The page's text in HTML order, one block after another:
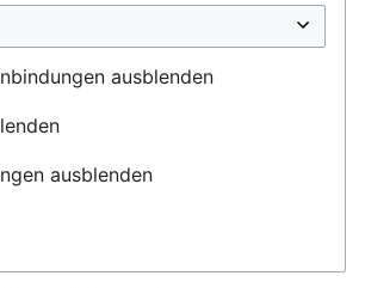
ausblenden
ausblenden